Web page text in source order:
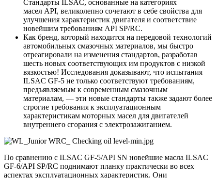
Стандарты ILSAC, основанные на категориях
масел API, великолепно сочетают в себе свойства для
улучшения характеристик двигателя и соответствие
новейшим требованиям API SP/RC.
Как бренд, который находится на передовой технологий
автомобильных смазочных материалов, мы быстро
отреагировали на изменения стандартов, разработав
шесть новых соответствующих им продуктов с низкой
вязкостью! Исследования доказывают, что испытания
ILSAC GF-5 не только соответствуют требованиям,
предъявляемым к современным смазочным
материалам, — эти новые стандарты также задают более
строгие требования к эксплуатационным
характеристикам моторных масел для двигателей
внутреннего сгорания с электрозажиганием.
По сравнению с ILSAC GF-5/API SN новейшие масла ILSAC
GF-6/API SP/RC поднимают планку практически во всех
аспектах эксплуатационных характеристик. Они